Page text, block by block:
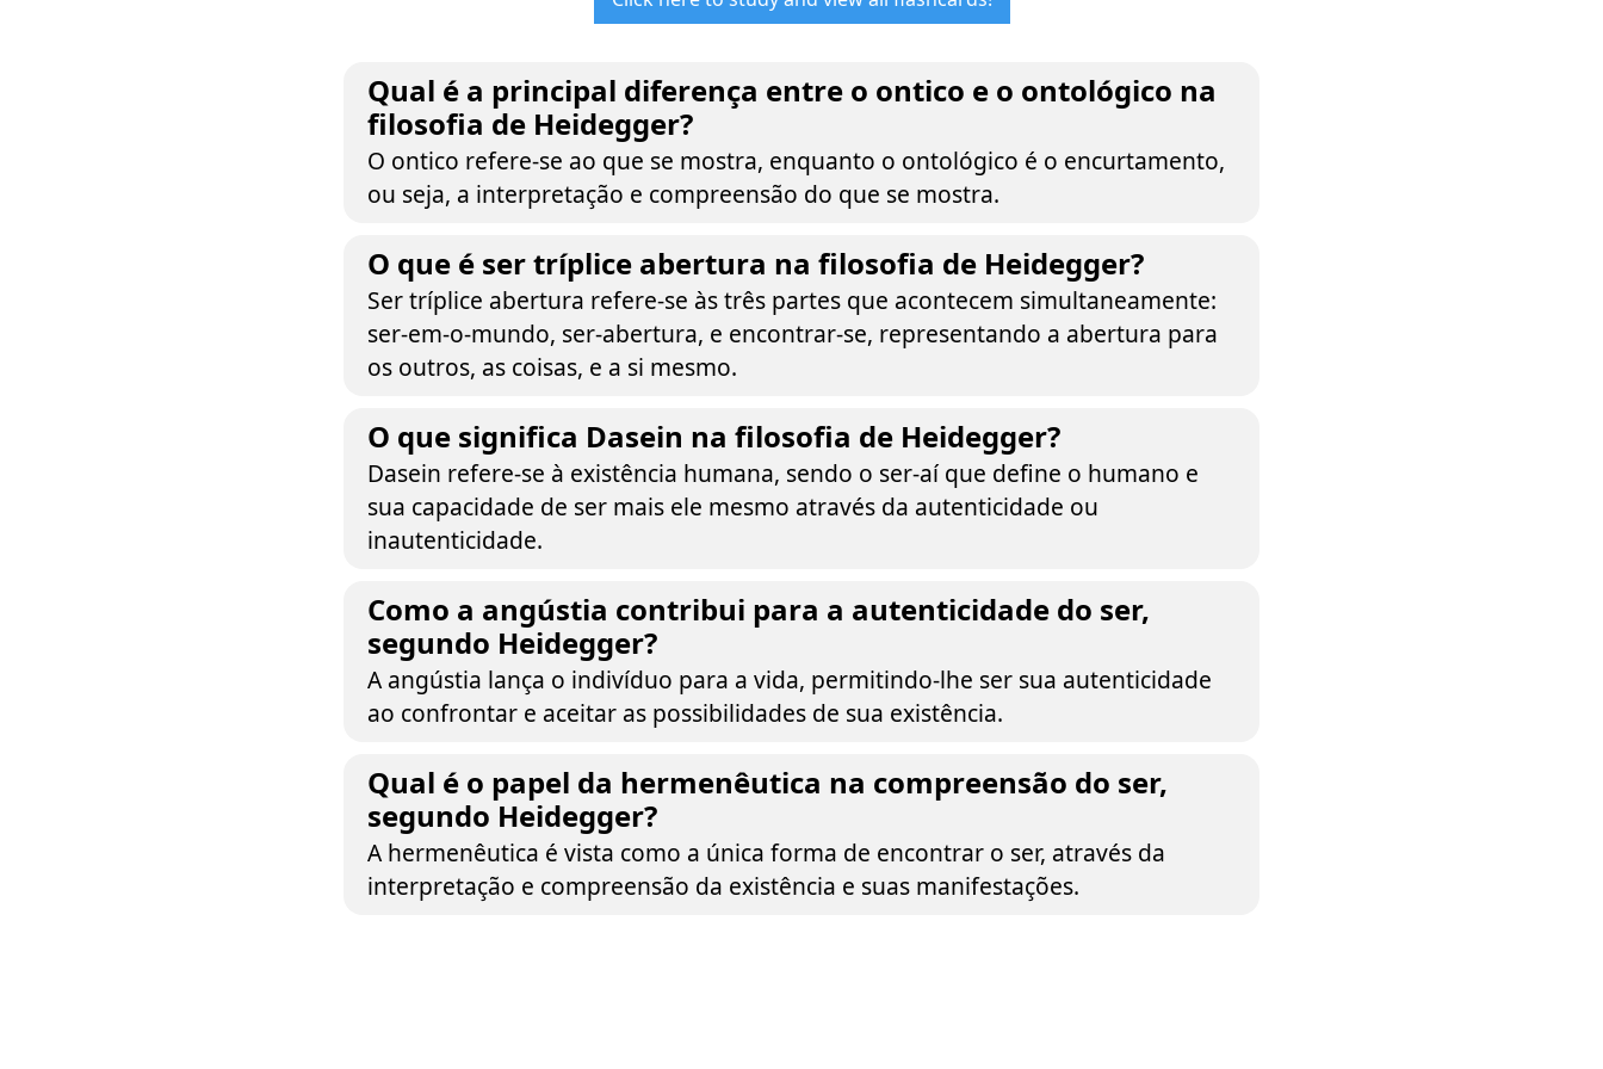
Qual é a principal diferença entre o ontico e o ontológico na
filosofia de Heidegger?
O ontico refere-se ao que se mostra, enquanto o ontológico é o encurtamento,
ou seja, a interpretação e compreensão do que se mostra.
O que é ser tríplice abertura na filosofia de Heidegger?
Ser tríplice abertura refere-se às três partes que acontecem simultaneamente:
ser-em-o-mundo, ser-abertura, e encontrar-se, representando a abertura para
os outros, as coisas, e a si mesmo.
O que significa Dasein na filosofia de Heidegger?
Dasein refere-se à existência humana, sendo o ser-aí que define o humano e
sua capacidade de ser mais ele mesmo através da autenticidade ou
inautenticidade.
Como a angústia contribui para a autenticidade do ser,
segundo Heidegger?
A angústia lança o indivíduo para a vida, permitindo-lhe ser sua autenticidade
ao confrontar e aceitar as possibilidades de sua existência.
Qual é o papel da hermenêutica na compreensão do ser,
segundo Heidegger?
A hermenêutica é vista como a única forma de encontrar o ser, através da
interpretação e compreensão da existência e suas manifestações.